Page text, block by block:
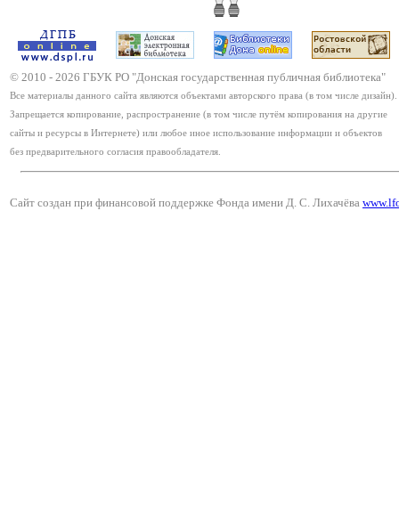
© 2010 - 2026 ГБУК РО "Донская государственная публичная библиотека"
Все материалы данного сайта являются объектами авторского права (в том числе дизайн).
Запрещается копирование, распространение (в том числе путём копирования на другие
сайты и ресурсы в Интернете) или любое иное использование информации и объектов
без предварительного согласия правообладателя.
Сайт создан при финансовой поддержке Фонда имени Д. С. Лихачёва